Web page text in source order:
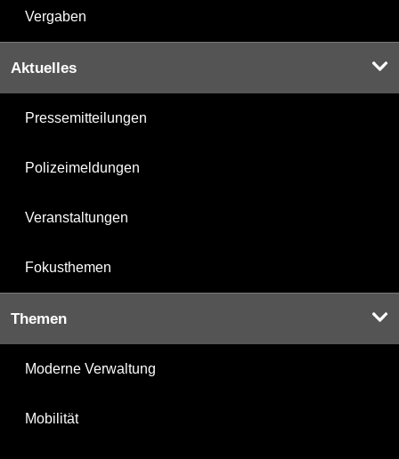
Vergaben
Aktuelles
Pressemitteilungen
Polizeimeldungen
Veranstaltungen
Fokusthemen
Themen
Moderne Verwaltung
Mobilität